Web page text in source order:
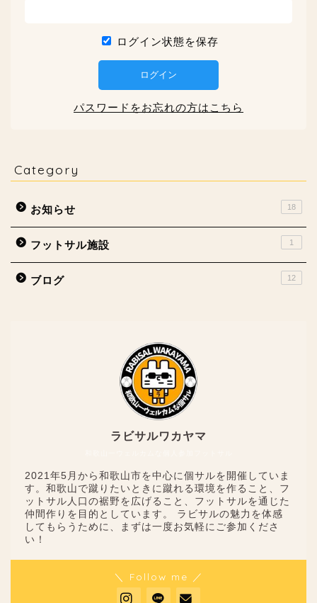
ログイン状態を保存
パスワードをお忘れの方はこちら
Category
お知らせ 18
フットサル施設 1
ブログ 12
ラビサルワカヤマ
2021年5月から和歌山市を中心に個サルを開催していま
す。和歌山で蹴りたいときに蹴れる環境を作ること、フ
ットサル人口の裾野を広げること、フットサルを通じた
仲間作りを目的としています。 ラビサルの魅力を体感
してもらうために、まずは一度お気軽にご参加くださ
い！
＼ Follow me ／